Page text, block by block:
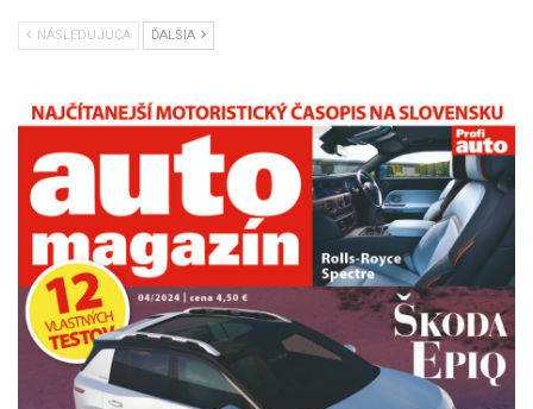
NÁSLEDUJÚCA ĎALŠIA